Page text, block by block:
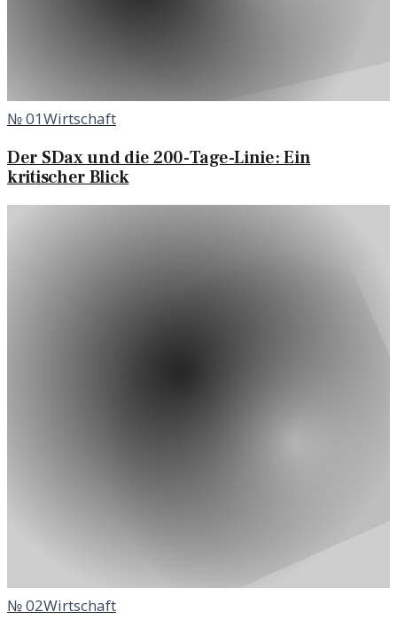
№01Wirtschaft
Der SDax und die 200-Tage-Linie: Ein
kritischer Blick
№02Wirtschaft